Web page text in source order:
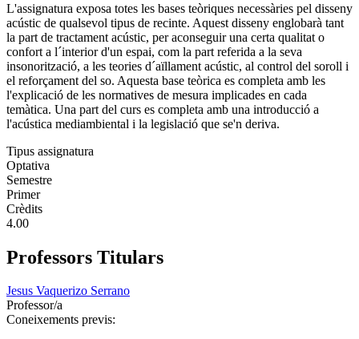
L'assignatura exposa totes les bases teòriques necessàries pel disseny
acústic de qualsevol tipus de recinte. Aquest disseny englobarà tant
la part de tractament acústic, per aconseguir una certa qualitat o
confort a l´interior d'un espai, com la part referida a la seva
insonorització, a les teories d´aïllament acústic, al control del soroll i
el reforçament del so. Aquesta base teòrica es completa amb les
l'explicació de les normatives de mesura implicades en cada
temàtica. Una part del curs es completa amb una introducció a
l'acústica mediambiental i la legislació que se'n deriva.
Tipus assignatura
Optativa
Semestre
Primer
Crèdits
4.00
Professors Titulars
Jesus Vaquerizo Serrano
Professor/a
Coneixements previs: